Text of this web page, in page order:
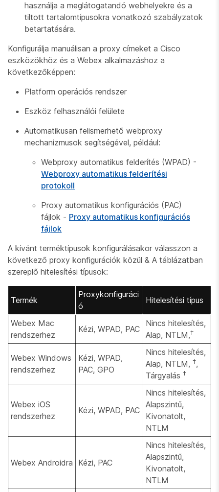
használja a meglátogatandó webhelyekre és a
tiltott tartalomtípusokra vonatkozó szabályzatok
betartatására.
Konfigurálja manuálisan a proxy címeket a Cisco
eszközökhöz és a Webex alkalmazáshoz a
következőképpen:
Platform operációs rendszer
Eszköz felhasználói felülete
Automatikusan felismerhető webproxy
mechanizmusok segítségével, például:
Webproxy automatikus felderítés (WPAD) -
Webproxy automatikus felderítési
protokoll
Proxy automatikus konfigurációs (PAC)
fájlok - Proxy automatikus konfigurációs
fájlok
A kívánt terméktípusok konfigurálásakor válasszon a
következő proxy konfigurációk közül & A táblázatban
szereplő hitelesítési típusok:
Termék
Proxykonfiguráci
ó
Hitelesítési típus
Webex Mac
rendszerhez
Kézi, WPAD, PAC
Nincs hitelesítés,
Alap, NTLM,†
Webex Windows
rendszerhez
Kézi, WPAD,
PAC, GPO
Nincs hitelesítés,
Alap, NTLM, †,
Tárgyalás †
Webex iOS
rendszerhez
Kézi, WPAD, PAC
Nincs hitelesítés,
Alapszintű,
Kivonatolt,
NTLM
Webex Androidra Kézi, PAC
Nincs hitelesítés,
Alapszintű,
Kivonatolt,
NTLM